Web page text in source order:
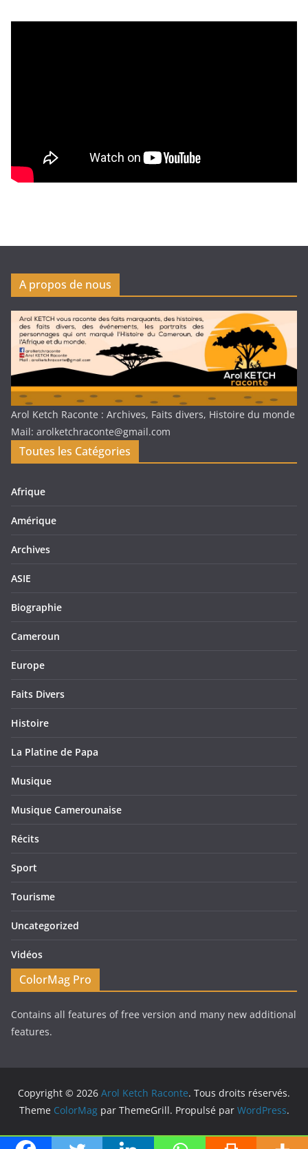
A propos de nous
Arol Ketch Raconte : Archives, Faits divers, Histoire du monde
Mail: arolketchraconte@gmail.com
Toutes les Catégories
Afrique
Amérique
Archives
ASIE
Biographie
Cameroun
Europe
Faits Divers
Histoire
La Platine de Papa
Musique
Musique Camerounaise
Récits
Sport
Tourisme
Uncategorized
Vidéos
ColorMag Pro
Contains all features of free version and many new additional
features.
Copyright © 2026 Arol Ketch Raconte. Tous droits réservés.
Theme ColorMagpar ThemeGrill. Propulsé par WordPress.